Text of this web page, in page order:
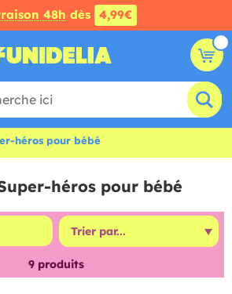
48h dès 4,99€
héros pour bébé
héros pour bébé
9produits